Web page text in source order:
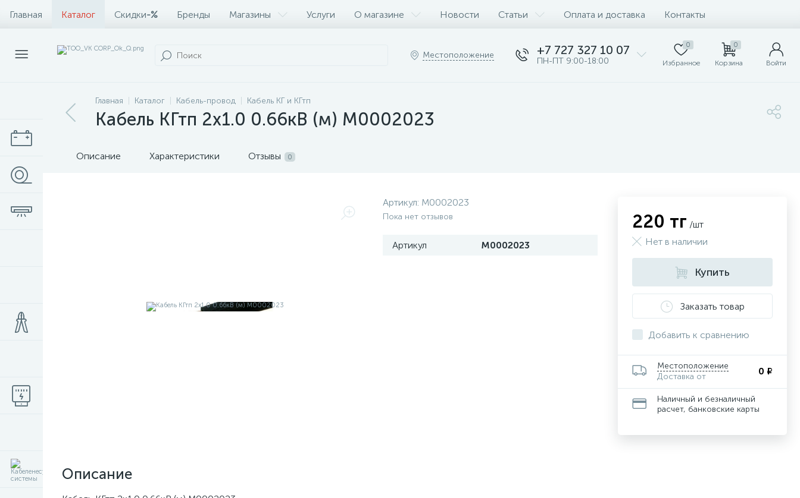
Главная Каталог Скидки-% Бренды Магазины Услуги О магазине Новости Статьи Оплата и доставка Контакты
Местоположение +7 727 327 10 07
ПН-ПТ 9:00-18:00
0
Избранное
0
Корзина Войти
Главная Каталог Кабель-провод Кабель КГ и КГтп
Кабель КГтп 2х1.0 0.66кВ (м) M0002023
Описание Характеристики Отзывы 0
Артикул: M0002023
Пока нет отзывов
Артикул M0002023
Описание
220 тг /шт
Нет в наличии
Купить
Заказать товар
Добавить к сравнению
Местоположение
Доставка от
0 ₽
Наличный и безналичный
расчет, банковские карты